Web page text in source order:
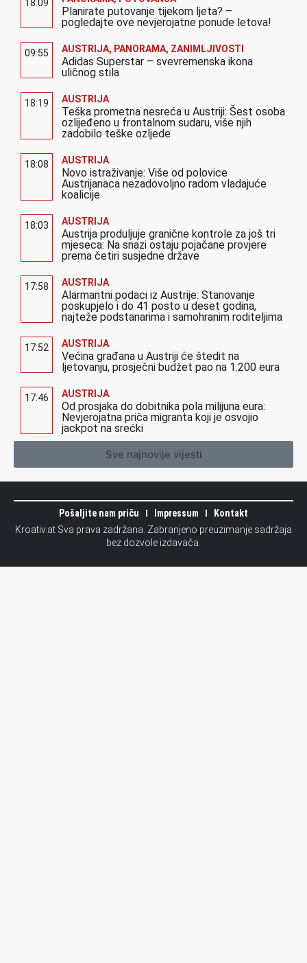
18:09
Planirate putovanje tijekom ljeta? –
pogledajte ove nevjerojatne ponude letova!
09:55 AUSTRIJA, PANORAMA, ZANIMLJIVOSTI
Adidas Superstar – svevremenska ikona
uličnog stila
18:19 AUSTRIJA
Teška prometna nesreća u Austriji: Šest osoba
ozlijeđeno u frontalnom sudaru, više njih
zadobilo teške ozljede
18:08 AUSTRIJA
Novo istraživanje: Više od polovice
Austrijanaca nezadovoljno radom vladajuće
koalicije
18:03 AUSTRIJA
Austrija produljuje granične kontrole za još tri
mjeseca: Na snazi ostaju pojačane provjere
prema četiri susjedne države
17:58 AUSTRIJA
Alarmantni podaci iz Austrije: Stanovanje
poskupjelo i do 41 posto u deset godina,
najteže podstanarima i samohranim roditeljima
17:52 AUSTRIJA
Većina građana u Austriji će štedit na
ljetovanju, prosječni budžet pao na 1.200 eura
17:46 AUSTRIJA
Od prosjaka do dobitnika pola milijuna eura:
Nevjerojatna priča migranta koji je osvojio
jackpot na srećki
Sve najnovije vijesti
Pošaljite nam priču Impressum
Kontakt
Kroativ.at Sva prava zadržana. Zabranjeno preuzimanje sadržaja
bez dozvole izdavača.